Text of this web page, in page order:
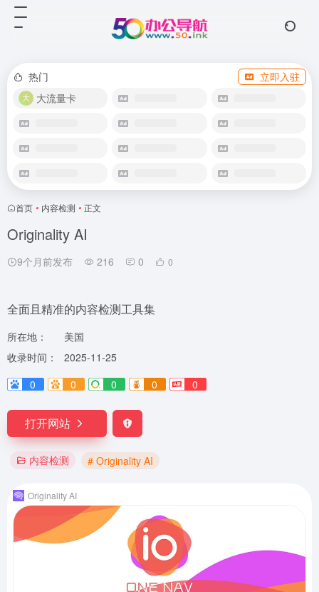
热门
立即入驻
大流量卡
首页 • 内容检测 • 正文
Originality AI
9个月前发布 216 0 0
全面且精准的内容检测工具集
所在地：
美国
收录时间：
2025-11-25
0
0 0 0 0
打开网站
内容检测 # Originality AI
Originality AI